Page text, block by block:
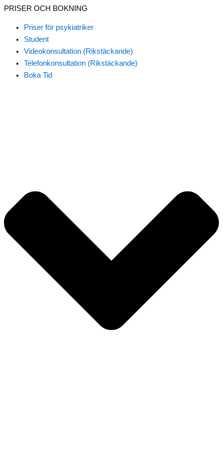
PRISER OCH BOKNING
Priser för psykiatriker
Student
Videokonsultation (Rikstäckande)
Telefonkonsultation (Rikstäckande)
Boka Tid